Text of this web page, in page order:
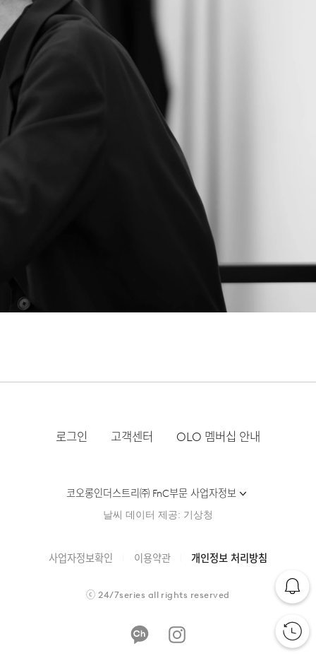
로그인 고객센터 OLO 멤버십 안내
코오롱인더스트리㈜ FnC부문 사업자정보
날씨 데이터 제공: 기상청
사업자정보확인 이용약관 개인정보 처리방침
ⓒ24/7series all rights reserved